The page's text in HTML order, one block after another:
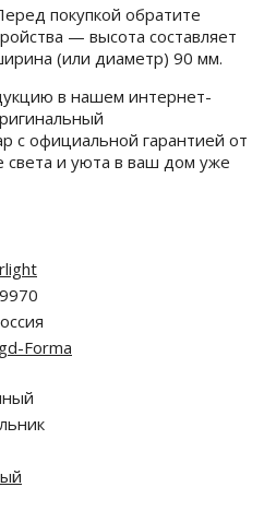
покупкой обратите
— высота составляет
(или диаметр) 90 мм.
в нашем интернет-
с официальной гарантией от
света и уюта в ваш дом уже
Forma